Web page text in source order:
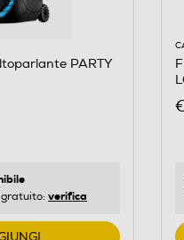
PARTY
verifica